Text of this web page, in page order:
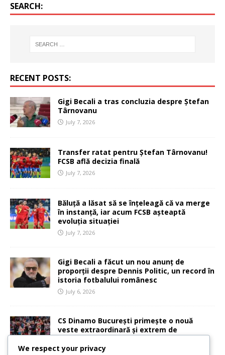
SEARCH:
RECENT POSTS:
Gigi Becali a tras concluzia despre Ștefan
Târnovanu
July 7, 2026
Transfer ratat pentru Ștefan Târnovanu!
FCSB află decizia finală
July 7, 2026
Băluță a lăsat să se înțeleagă că va merge
în instanță, iar acum FCSB așteaptă
evoluția situației
July 7, 2026
Gigi Becali a făcut un nou anunț de
proporții despre Dennis Politic, un record în
istoria fotbalului românesc
July 6, 2026
CS Dinamo București primește o nouă
veste extraordinară și extrem de
importantă
July 6, 2026
We respect your privacy